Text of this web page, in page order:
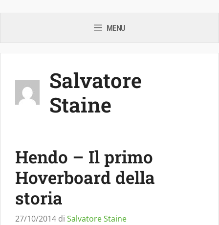
MENU
Salvatore
Staine
Hendo – Il primo
Hoverboard della
storia
27/10/2014 di Salvatore Staine